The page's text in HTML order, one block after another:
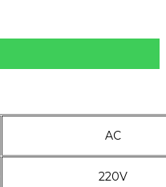
AC
220V